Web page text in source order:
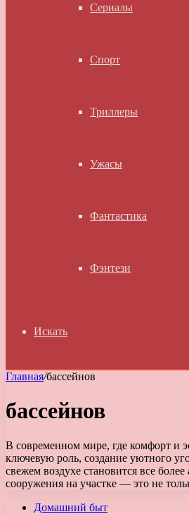
Сериалы
Спорт
Триллеры
Ужасы
Фантастика
Фэнтези
Искать
Главная/бассейнов
бассейнов
В современном мире, где комфорт и
ключевую роль, создание уютного
свежем воздухе становится все
сооружения на участке — это не
Домашний быт